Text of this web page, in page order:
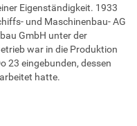
Eigenständigkeit. 1933
und Maschinenbau- AG
GmbH unter der
war in die Produktion
23 eingebunden, dessen
hatte.